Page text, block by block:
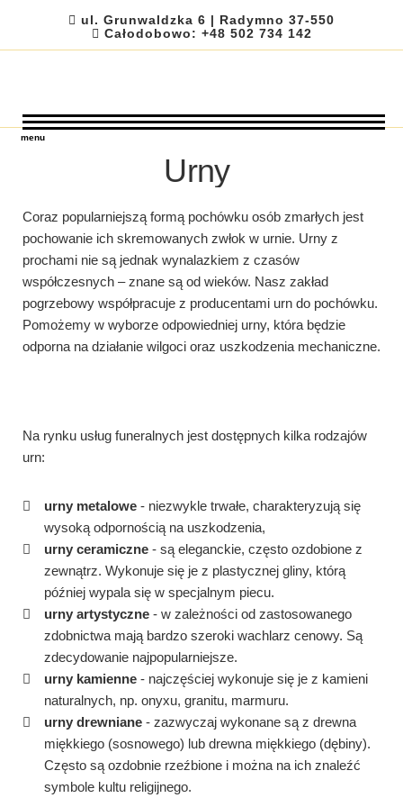
ul. Grunwaldzka 6 | Radymno 37-550
Całodobowo: +48 502 734 142
Krukowski Usługi
Radymno
menu
Urny
Coraz popularniejszą formą pochówku osób zmarłych jest
pochowanie ich skremowanych zwłok w urnie. Urny z
prochami nie są jednak wynalazkiem z czasów
współczesnych – znane są od wieków. Nasz zakład
pogrzebowy współpracuje z producentami urn do pochówku.
Pomożemy w wyborze odpowiedniej urny, która będzie
odporna na działanie wilgoci oraz uszkodzenia mechaniczne.
Na rynku usług funeralnych jest dostępnych kilka rodzajów
urn:
urny metalowe- niezwykle trwałe, charakteryzują się
wysoką odpornością na uszkodzenia,
urny ceramiczne- są eleganckie, często ozdobione z
zewnątrz. Wykonuje się je z plastycznej gliny, którą
później wypala się w specjalnym piecu.
urny artystyczne- w zależności od zastosowanego
zdobnictwa mają bardzo szeroki wachlarz cenowy. Są
zdecydowanie najpopularniejsze.
urny kamienne- najczęściej wykonuje się je z kamieni
naturalnych, np. onyxu, granitu, marmuru.
urny drewniane- zazwyczaj wykonane są z drewna
miękkiego (sosnowego) lub drewna miękkiego (dębiny).
Często są ozdobnie rzeźbione i można na ich znaleźć
symbole kultu religijnego.